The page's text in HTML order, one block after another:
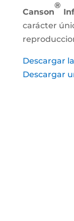
Canson
®
carácter
Descargar
Descargar